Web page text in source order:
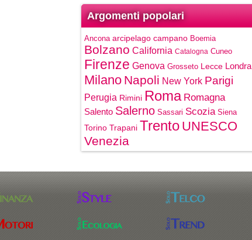
Argomenti popolari
Ancona arcipelago campano Boemia
Bolzano California Catalogna Cuneo
Firenze Genova Grosseto Lecce Londra
Milano Napoli New York Parigi
Perugia Rimini Roma Romagna
Salento Salerno Sassari Scozia Siena
Torino Trapani Trento UNESCO
Venezia